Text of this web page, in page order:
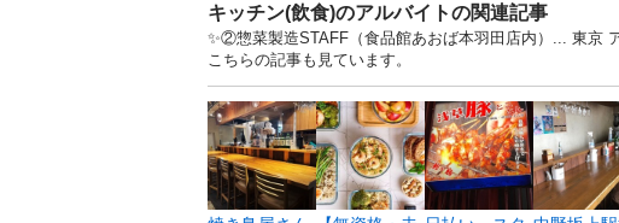
キッチン(飲食)のアルバイトの関連記事
✨②惣菜製造STAFF（食品館あおば本羽田店内）... 東京
こちらの記事も見ています。